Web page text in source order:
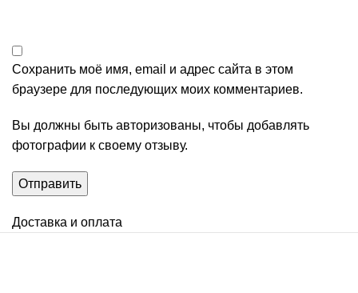
Сохранить моё имя, email и адрес сайта в этом
браузере для последующих моих комментариев.
Вы должны быть авторизованы, чтобы добавлять
фотографии к своему отзыву.
Доставка и оплата